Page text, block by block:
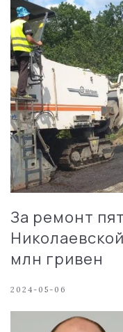
За ремонт
млн гривен
2024-05-06